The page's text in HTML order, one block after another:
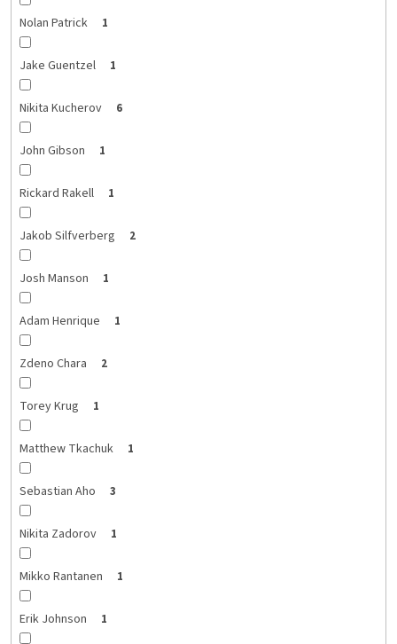
Nolan Patrick 1
Jake Guentzel 1
Nikita Kucherov 6
John Gibson 1
Rickard Rakell 1
Jakob Silfverberg 2
Josh Manson 1
Adam Henrique 1
Zdeno Chara 2
Torey Krug 1
Matthew Tkachuk 1
Sebastian Aho 3
Nikita Zadorov 1
Mikko Rantanen 1
Erik Johnson 1